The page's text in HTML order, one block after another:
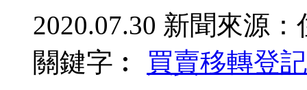
2020.07.30 新聞來源：
關鍵字︰ 買賣移轉登記